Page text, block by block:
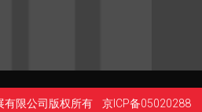
有限公司版权所有 京ICP备05020288